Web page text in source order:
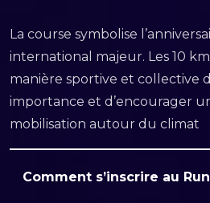
La course symbolise
international majeur. Les 10
manière sportive et collective
importance et d’encourager
mobilisation autour du climat
Comment s’inscrire au